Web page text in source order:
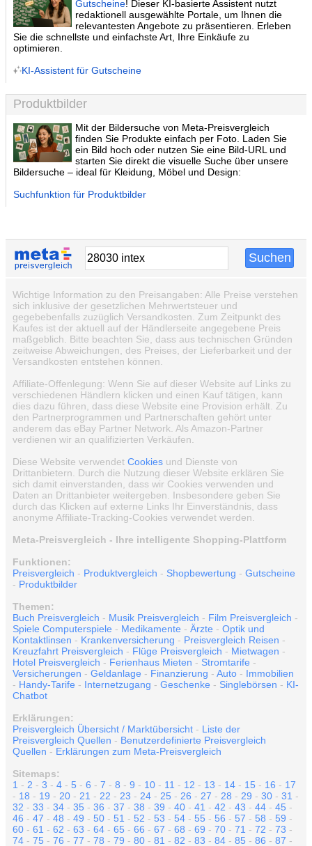
Gutscheine! Dieser KI-basierte Assistent nutzt
redaktionell ausgewählte Portale, um Ihnen die
relevantesten Angebote zu präsentieren. Erleben
Sie die schnellste und einfachste Art, Ihre Einkäufe zu
optimieren.
KI-Assistent für Gutscheine
Produktbilder
Mit der Bildersuche von Meta-Preisvergleich
finden Sie Produkte einfach per Foto. Laden Sie
ein Bild hoch oder nutzen Sie eine Bild-URL und
starten Sie direkt die visuelle Suche über unsere
Bildersuche – ideal für Kleidung, Möbel und Design:
Suchfunktion für Produktbilder
Wichtige Information zu den Preisangaben: Alle Preise verstehen
sich inklusive der gesetzlichen Mehrwertsteuer und
gegebebenfalls zuzüglich Versandkosten. Zum Zeitpunkt des
Kaufes ist der aktuell auf der Händlerseite angegebene Preis
maßgeblich. Bitte beachten Sie, dass aus technischen Gründen
zeitweise Abweichungen, des Preises, der Lieferbarkeit und der
Versandkosten entstehen können.
Affiliate-Offenlegung: Wenn Sie auf dieser Website auf Links zu
verschiedenen Händlern klicken und einen Kauf tätigen, kann
dies dazu führen, dass diese Website eine Provision erhält. Zu
den Partnerprogrammen und Partnerschaften gehört unter
anderem das eBay Partner Network. Als Amazon-Partner
verdienen wir an qualifizierten Verkäufen.
Diese Website verwendet Cookies und Dienste von
Drittanbietern. Durch die Nutzung dieser Website erklären Sie
sich damit einverstanden, dass wir Cookies verwenden und
Daten an Drittanbieter weitergeben. Insbesondere geben Sie
durch das Klicken auf externe Links Ihr Einverständnis, dass
anonyme Affiliate-Tracking-Cookies verwendet werden.
Meta-Preisvergleich - Ihre intelligente Shopping-Plattform
Funktionen:
Preisvergleich - Produktvergleich - Shopbewertung - Gutscheine
- Produktbilder
Themen:
Buch Preisvergleich - Musik Preisvergleich - Film Preisvergleich -
Spiele Computerspiele - Medikamente - Ärzte - Optik und
Kontaktlinsen - Krankenversicherung - Preisvergleich Reisen -
Kreuzfahrt Preisvergleich - Flüge Preisvergleich - Mietwagen -
Hotel Preisvergleich - Ferienhaus Mieten - Stromtarife -
Versicherungen - Geldanlage - Finanzierung - Auto - Immobilien
- Handy-Tarife - Internetzugang - Geschenke - Singlebörsen - KI-
Chatbot
Erklärungen:
Preisvergleich Übersicht / Marktübersicht - Liste der
Preisvergleich Quellen - Benutzerdefinierte Preisvergleich
Quellen - Erklärungen zum Meta-Preisvergleich
Sitemaps:
1 - 2 - 3 - 4 - 5 - 6 - 7 - 8 - 9 - 10 - 11 - 12 - 13 - 14 - 15 - 16 - 17
- 18 - 19 - 20 - 21 - 22 - 23 - 24 - 25 - 26 - 27 - 28 - 29 - 30 - 31 -
32 - 33 - 34 - 35 - 36 - 37 - 38 - 39 - 40 - 41 - 42 - 43 - 44 - 45 -
46 - 47 - 48 - 49 - 50 - 51 - 52 - 53 - 54 - 55 - 56 - 57 - 58 - 59 -
60 - 61 - 62 - 63 - 64 - 65 - 66 - 67 - 68 - 69 - 70 - 71 - 72 - 73 -
74 - 75 - 76 - 77 - 78 - 79 - 80 - 81 - 82 - 83 - 84 - 85 - 86 - 87 -